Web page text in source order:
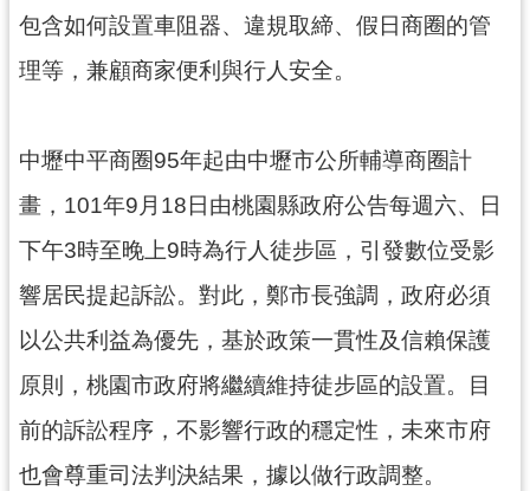
告
便
務
政
府
資
訊
公
開
回
頁
包含如何設置車阻器、違規取締、假日商圈的管
理等，兼顧商家便利與行人安全。
中壢中平商圈95年起由中壢市公所輔導商圈計
畫，101年9月18日由桃園縣政府公告每週六、日
下午3時至晚上9時為行人徒步區，引發數位受影
響居民提起訴訟。對此，鄭市長強調，政府必須
以公共利益為優先，基於政策一貫性及信賴保護
原則，桃園市政府將繼續維持徒步區的設置。目
前的訴訟程序，不影響行政的穩定性，未來市府
也會尊重司法判決結果，據以做行政調整。